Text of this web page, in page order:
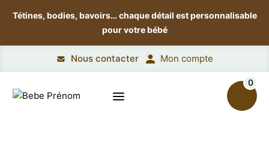
Tétines, bodies, bavoirs…chaque détail est personnalisable
pour votre bébé
Nous contacter Mon compte
0